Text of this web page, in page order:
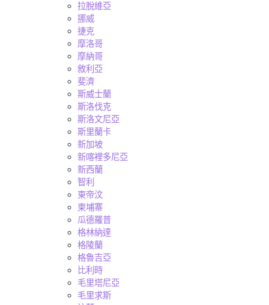
拉脫維亞
挪威
捷克
摩洛哥
摩納哥
敘利亞
斐濟
斯威士蘭
斯洛伐克
斯洛文尼亞
斯里蘭卡
新加坡
新喀裡多尼亞
新西蘭
智利
東帝汶
柬埔寨
瓜德羅普
格林納達
格陵蘭
格魯吉亞
比利時
毛里塔尼亞
毛里求斯